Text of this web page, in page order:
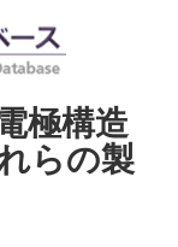
極構造
らの製